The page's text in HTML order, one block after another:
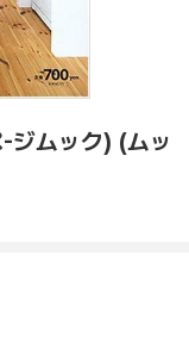
ジムック) (ムッ